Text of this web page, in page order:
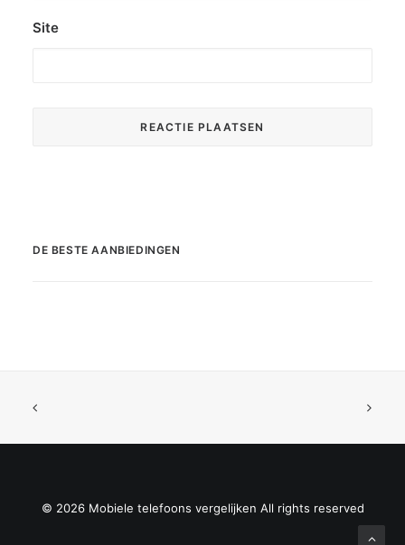
Site
DE BESTE AANBIEDINGEN
© 2026 Mobiele telefoons vergelijken All rights reserved